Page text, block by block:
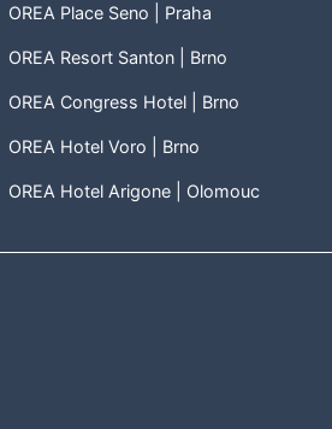
OREA Place Seno | Praha
OREA Resort Santon | Brno
OREA Congress Hotel | Brno
OREA Hotel Voro | Brno
OREA Hotel Arigone | Olomouc